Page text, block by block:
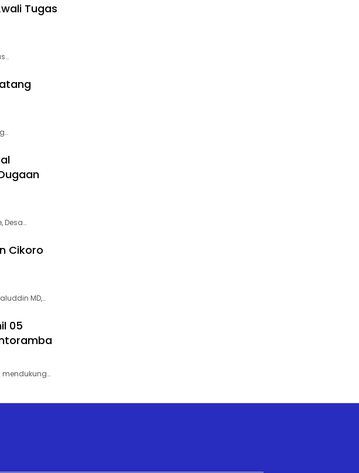
Tugas
Desa…
Cikoro
MD,…
05
mendukung…